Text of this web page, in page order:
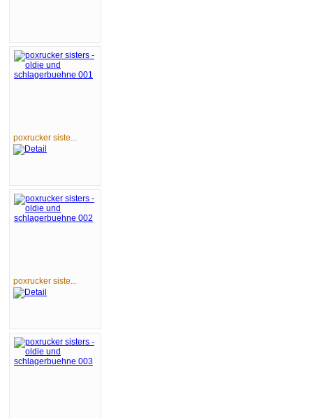
poxrucker siste...
poxrucker siste...